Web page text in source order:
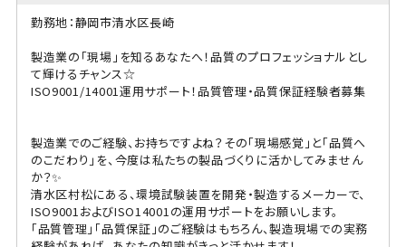
勤務地：静岡市清水区長崎
製造業の「現場」を知るあなたへ！品質のプロフェッショナルとし
て輝けるチャンス☆
ISO9001/14001運用サポート！品質管理・品質保証経験者募集
製造業でのご経験、お持ちですよね？その「現場感覚」と「品質へ
のこだわり」を、今度は私たちの製品づくりに活かしてみません
か？✨
清水区村松にある、環境試験装置を開発・製造するメーカーで、
ISO9001およびISO14001の運用サポートをお願いします。
「品質管理」「品質保証」のご経験はもちろん、製造現場での実務